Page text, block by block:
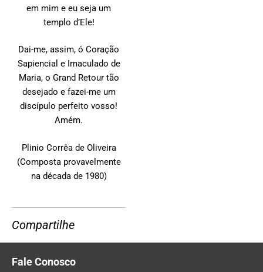
em mim e eu seja um
templo d’Ele!
Dai-me, assim, ó Coração
Sapiencial e Imaculado de
Maria, o Grand Retour tão
desejado e fazei-me um
discípulo perfeito vosso!
Amém.
Plinio Corrêa de Oliveira
(Composta provavelmente
na década de 1980)
Compartilhe
Fale Conosco